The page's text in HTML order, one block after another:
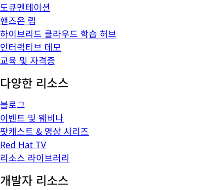
도큐멘테이션
핸즈온 랩
하이브리드 클라우드 학습 허브
인터랙티브 데모
교육 및 자격증
다양한 리소스
블로그
이벤트 및 웨비나
팟캐스트 & 영상 시리즈
Red Hat TV
리소스 라이브러리
개발자 리소스